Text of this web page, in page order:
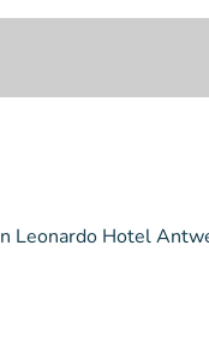
Leonardo Hotel